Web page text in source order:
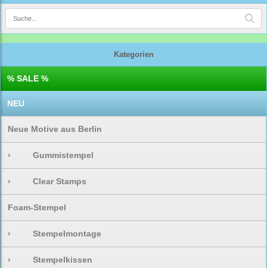
Kategorien
% SALE %
NEU
Neue Motive aus Berlin
› Gummistempel
› Clear Stamps
Foam-Stempel
› Stempelmontage
› Stempelkissen